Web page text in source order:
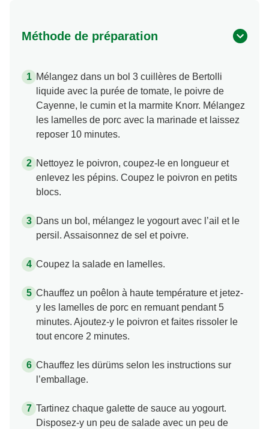
Méthode de préparation
Mélangez dans un bol 3 cuillères de Bertolli
liquide avec la purée de tomate, le poivre de
Cayenne, le cumin et la marmite Knorr. Mélangez
les lamelles de porc avec la marinade et laissez
reposer 10 minutes.
Nettoyez le poivron, coupez-le en longueur et
enlevez les pépins. Coupez le poivron en petits
blocs.
Dans un bol, mélangez le yogourt avec l’ail et le
persil. Assaisonnez de sel et poivre.
Coupez la salade en lamelles.
Chauffez un poêlon à haute température et jetez-
y les lamelles de porc en remuant pendant 5
minutes. Ajoutez-y le poivron et faites rissoler le
tout encore 2 minutes.
Chauffez les dürüms selon les instructions sur
l’emballage.
Tartinez chaque galette de sauce au yogourt.
Disposez-y un peu de salade avec un peu de